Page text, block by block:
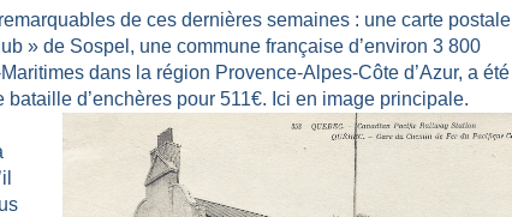
de ces dernières semaines : une carte postale
» de Sospel, une commune française d’environ 3 800
dans la région Provence-Alpes-Côte d’Azur, a été
d’enchères pour 511€. Ici en image principale.